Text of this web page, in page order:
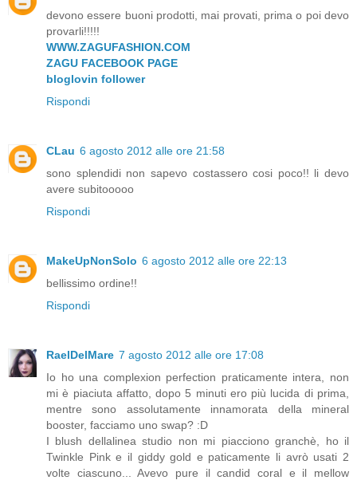
devono essere buoni prodotti, mai provati, prima o poi devo
provarli!!!!!
WWW.ZAGUFASHION.COM
ZAGU FACEBOOK PAGE
bloglovin follower
Rispondi
CLau 6 agosto 2012 alle ore 21:58
sono splendidi non sapevo costassero cosi poco!! li devo
avere subitooooo
Rispondi
MakeUpNonSolo 6 agosto 2012 alle ore 22:13
bellissimo ordine!!
Rispondi
RaelDelMare 7 agosto 2012 alle ore 17:08
Io ho una complexion perfection praticamente intera, non
mi è piaciuta affatto, dopo 5 minuti ero più lucida di prima,
mentre sono assolutamente innamorata della mineral
booster, facciamo uno swap? :D
I blush dellalinea studio non mi piacciono granchè, ho il
Twinkle Pink e il giddy gold e paticamente li avrò usati 2
volte ciascuno... Avevo pure il candid coral e il mellow